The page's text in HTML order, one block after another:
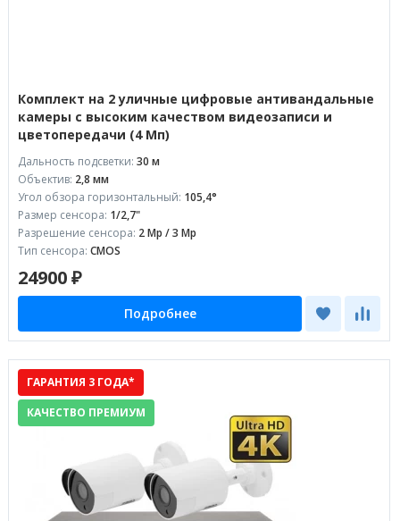
Комплект на 2 уличные цифровые антивандальные
камеры с высоким качеством видеозаписи и
цветопередачи (4 Мп)
Дальность подсветки: 30 м
Объектив: 2,8 мм
Угол обзора горизонтальный: 105,4°
Размер сенсора: 1/2,7"
Разрешение сенсора: 2 Mp / 3 Mp
Тип сенсора: CMOS
24900 ₽
Подробнее
ГАРАНТИЯ 3 ГОДА*
КАЧЕСТВО ПРЕМИУМ